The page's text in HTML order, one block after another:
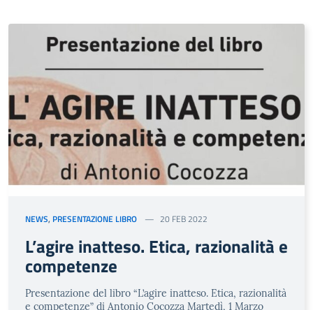
NEWS, PRESENTAZIONE LIBRO 20 FEB 2022
L’agire inatteso. Etica, razionalità e
competenze
Presentazione del libro “L’agire inatteso. Etica, razionalità
e competenze” di Antonio Cocozza Martedì, 1 Marzo